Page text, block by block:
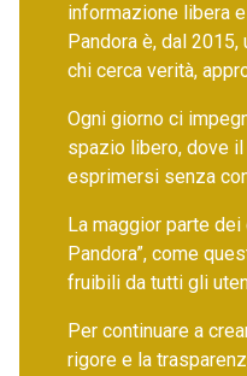
informazione libera
Pandora è, dal
chi cerca verità,
Ogni giorno ci
spazio libero, dove
esprimersi senza
La maggior parte
Pandora”, come
fruibili da tutti gli
Per continuare a
rigore e la